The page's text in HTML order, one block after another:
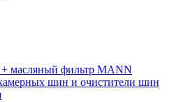
масляный фильтр MANN
шин и очистители шин